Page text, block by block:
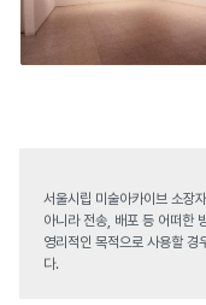
서울시립 미술아카이브 소장
아니라 전송, 배포 등 어떠한
영리적인 목적으로 사용할 경
다.